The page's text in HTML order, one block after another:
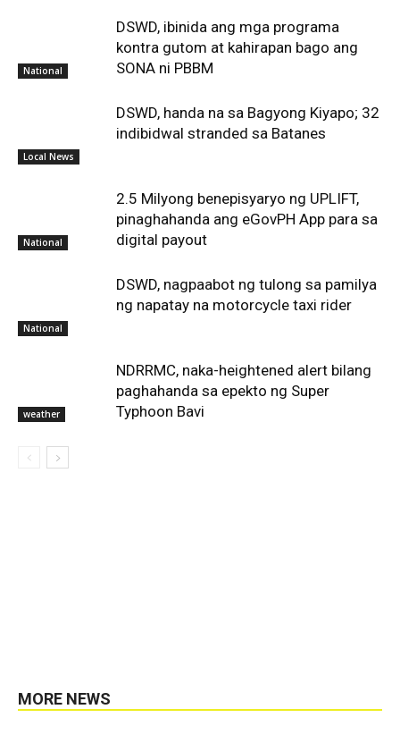
National
DSWD, ibinida ang mga programa
kontra gutom at kahirapan bago ang
SONA ni PBBM
Local News
DSWD, handa na sa Bagyong Kiyapo; 32
indibidwal stranded sa Batanes
National
2.5 Milyong benepisyaryo ng UPLIFT,
pinaghahanda ang eGovPH App para sa
digital payout
National
DSWD, nagpaabot ng tulong sa pamilya
ng napatay na motorcycle taxi rider
weather
NDRRMC, naka-heightened alert bilang
paghahanda sa epekto ng Super
Typhoon Bavi
MORE NEWS